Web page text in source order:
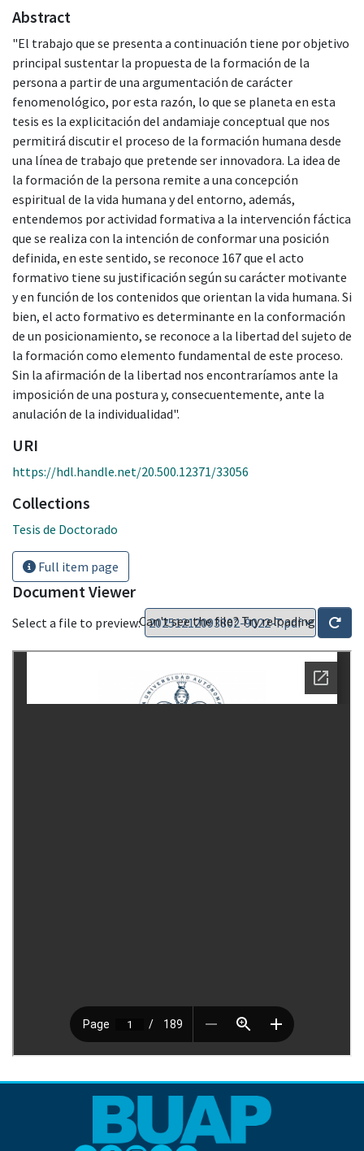
Abstract
"El trabajo que se presenta a continuación tiene por objetivo
principal sustentar la propuesta de la formación de la
persona a partir de una argumentación de carácter
fenomenológico, por esta razón, lo que se planeta en esta
tesis es la explicitación del andamiaje conceptual que nos
permitirá discutir el proceso de la formación humana desde
una línea de trabajo que pretende ser innovadora. La idea de
la formación de la persona remite a una concepción
espiritual de la vida humana y del entorno, además,
entendemos por actividad formativa a la intervención fáctica
que se realiza con la intención de conformar una posición
definida, en este sentido, se reconoce 167 que el acto
formativo tiene su justificación según su carácter motivante
y en función de los contenidos que orientan la vida humana. Si
bien, el acto formativo es determinante en la conformación
de un posicionamiento, se reconoce a la libertad del sujeto de
la formación como elemento fundamental de este proceso.
Sin la afirmación de la libertad nos encontraríamos ante la
imposición de una postura y, consecuentemente, ante la
anulación de la individualidad".
URI
https://hdl.handle.net/20.500.12371/33056
Collections
Tesis de Doctorado
Full item page
Document Viewer
Select a file to preview:Can't see the file? Try reloading